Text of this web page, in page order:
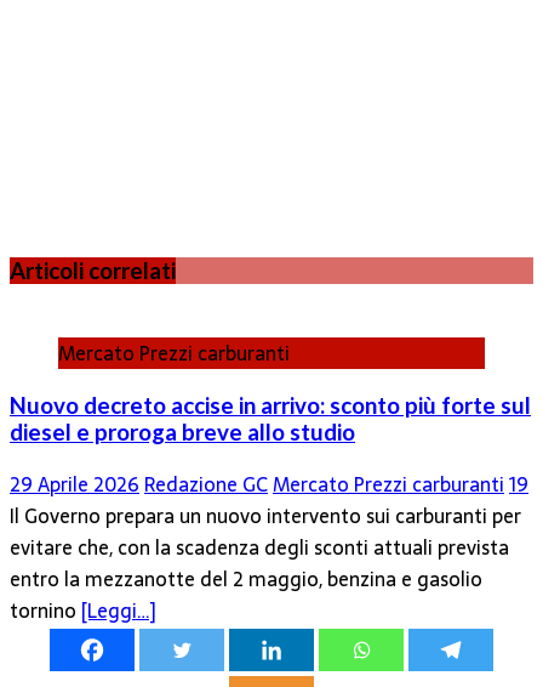
Articoli correlati
Mercato Prezzi carburanti
Nuovo decreto accise in arrivo: sconto più forte sul
diesel e proroga breve allo studio
29 Aprile 2026 Redazione GCMercato Prezzi carburanti19
Il Governo prepara un nuovo intervento sui carburanti per
evitare che, con la scadenza degli sconti attuali prevista
entro la mezzanotte del 2 maggio, benzina e gasolio
tornino [Leggi…]